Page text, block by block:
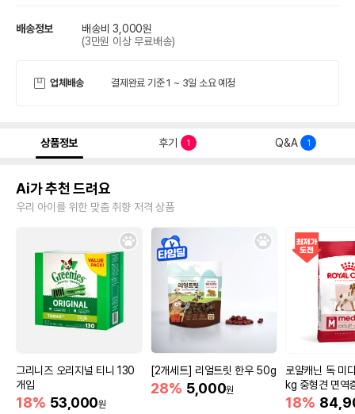
배송정보
배송비 3,000원
(3만원 이상 무료배송)
업체배송 결제완료 기준 1 ~ 3일 소요 예정
상품정보 후기 1 Q&A 1
Ai가 추천 드려요
우리 아이를 위한 맞춤 취향 저격 상품
그리니즈 오리지널 티니 130
개입
18% 53,000원
[2개세트] 리얼트릿 한우 50g
28% 5,000원
로얄캐닌 독 미
kg 중형견 면역
18%